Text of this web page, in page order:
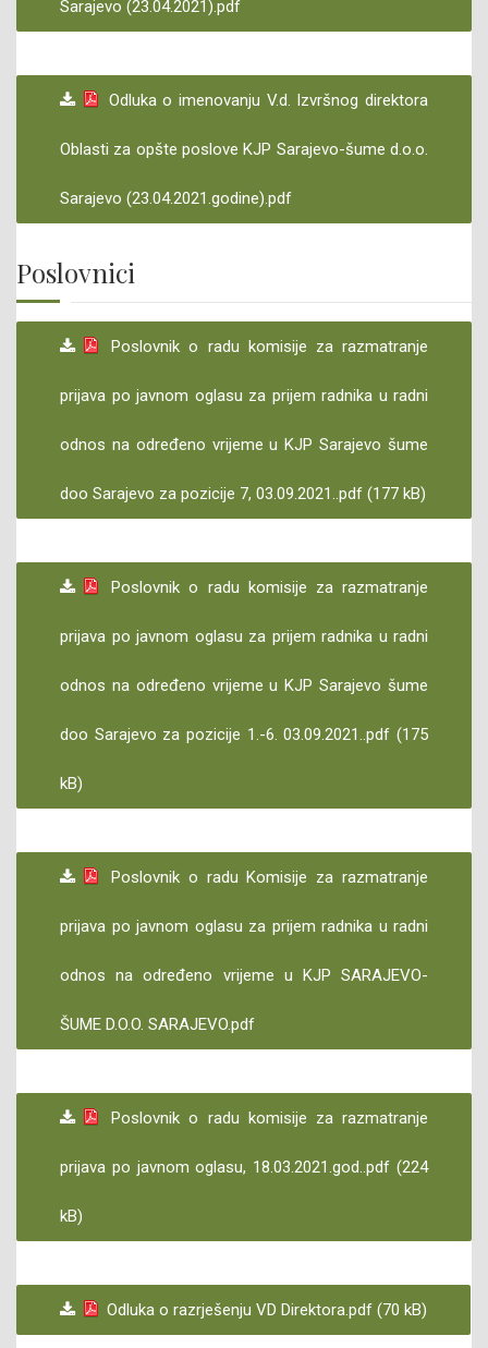
Sarajevo (23.04.2021).pdf
Odluka o imenovanju V.d. Izvršnog direktora
Oblasti za opšte poslove KJP Sarajevo-šume d.o.o.
Sarajevo (23.04.2021.godine).pdf
Poslovnici
Poslovnik o radu komisije za razmatranje
prijava po javnom oglasu za prijem radnika u radni
odnos na određeno vrijeme u KJP Sarajevo šume
doo Sarajevo za pozicije 7, 03.09.2021..pdf (177 kB)
Poslovnik o radu komisije za razmatranje
prijava po javnom oglasu za prijem radnika u radni
odnos na određeno vrijeme u KJP Sarajevo šume
doo Sarajevo za pozicije 1.-6. 03.09.2021..pdf (175
kB)
Poslovnik o radu Komisije za razmatranje
prijava po javnom oglasu za prijem radnika u radni
odnos na određeno vrijeme u KJP SARAJEVO-
ŠUME D.O.O. SARAJEVO.pdf
Poslovnik o radu komisije za razmatranje
prijava po javnom oglasu, 18.03.2021.god..pdf (224
kB)
Odluka o razrješenju VD Direktora.pdf (70 kB)